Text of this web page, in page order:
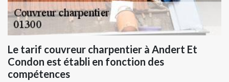
Le tarif couvreur charpentier à Andert Et
Condon est établi en fonction des
compétences